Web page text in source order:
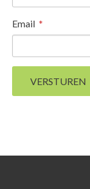
Email
VERSTUREN